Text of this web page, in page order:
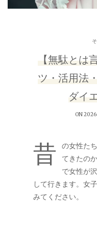
【無駄とは
ツ・活用法
ダイ
ON
昔
の女性た
てきたの
で女性が
して行きます。女
みてください。